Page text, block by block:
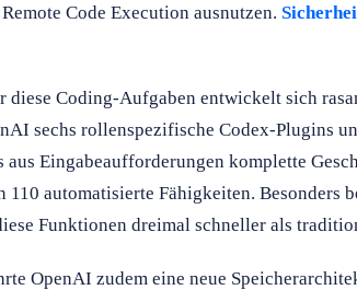
Code Execution ausnutzen.
Coding-Aufgaben entwickelt sich
sechs rollenspezifische Codex-Plugins
aus Eingabeaufforderungen komplette
110 automatisierte Fähigkeiten. Besonders
Funktionen dreimal schneller als
OpenAI zudem eine neue